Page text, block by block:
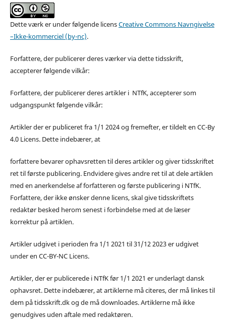
Dette værk er under følgende licensCreative Commons Navngivelse
–Ikke-kommerciel (by-nc).
Forfattere, der publicerer deres værker via dette tidsskrift,
accepterer følgende vilkår:
Forfattere, der publicerer deres artikler i NTfK, accepterer som
udgangspunkt følgende vilkår:
Artikler der er publiceret fra 1/1 2024 og fremefter, er tildelt en CC-By
4.0 Licens. Dette indebærer, at
forfattere bevarer ophavsretten til deres artikler og giver tidsskriftet
ret til første publicering. Endvidere gives andre ret til at dele artiklen
med en anerkendelse af forfatteren og første publicering i NTfK.
Forfattere, der ikke ønsker denne licens, skal give tidsskriftets
redaktør besked herom senest i forbindelse med at de læser
korrektur på artiklen.
Artikler udgivet i perioden fra 1/1 2021 til 31/12 2023 er udgivet
under en CC-BY-NC Licens.
Artikler, der er publicerede i NTfK før 1/1 2021 er underlagt dansk
ophavsret. Dette indebærer, at artiklerne må citeres, der må linkes til
dem på tidsskrift.dk og de må downloades. Artiklerne må ikke
genudgives uden aftale med redaktøren.